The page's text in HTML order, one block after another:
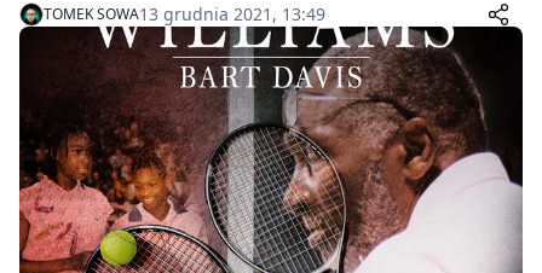
TOMEK SOWA13 grudnia 2021, 13:49